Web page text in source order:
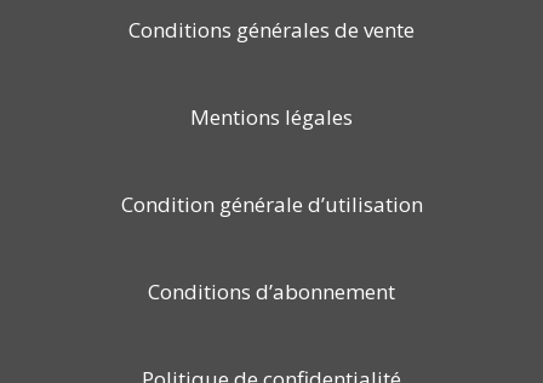
Conditions générales de vente
Mentions légales
Condition générale d’utilisation
Conditions d’abonnement